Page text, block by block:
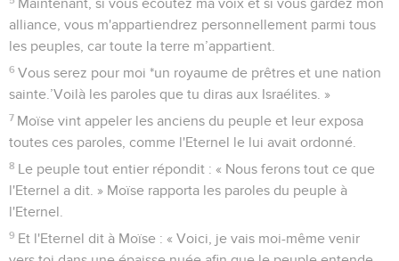
Maintenant, si vous écoutez ma voix et si vous gardez mon
alliance, vous m'appartiendrez personnellement parmi tous
les peuples, car toute la terre m’appartient.
6 Vous serez pour moi *un royaume de prêtres et une nation
sainte.’Voilà les paroles que tu diras aux Israélites. »
7 Moïse vint appeler les anciens du peuple et leur exposa
toutes ces paroles, comme l'Eternel le lui avait ordonné.
8 Le peuple tout entier répondit : « Nous ferons tout ce que
l'Eternel a dit. » Moïse rapporta les paroles du peuple à
l'Eternel.
9 Et l'Eternel dit à Moïse : « Voici, je vais moi-même venir